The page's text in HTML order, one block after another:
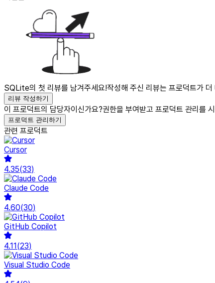
SQLite의 첫 리뷰를 남겨주세요!작성해 주신 리뷰는 프로덕트가
리뷰 작성하기
이 프로덕트의 담당자이신가요?권한을 부여받고 프로덕트 관리를
프로덕트 관리하기
관련 프로덕트
Cursor
4.35(33)
Claude Code
4.60(30)
GitHub Copilot
4.11(23)
Visual Studio Code